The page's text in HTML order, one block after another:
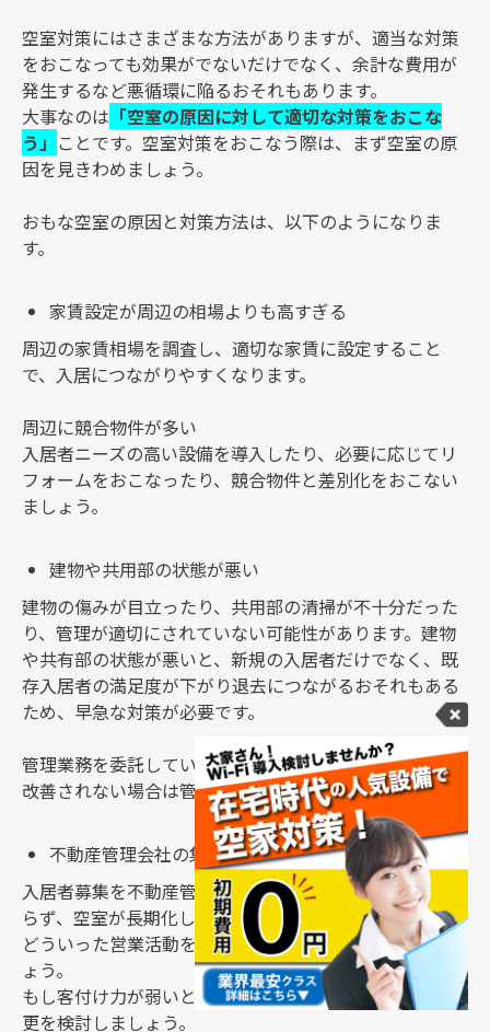
空室対策にはさまざまな方法がありますが、適当な対策
をおこなっても効果がでないだけでなく、余計な費用が
発生するなど悪循環に陥るおそれもあります。
大事なのは 「空室の原因に対して適切な対策をおこな
う」 ことです。空室対策をおこなう際は、まず空室の原
因を見きわめましょう。
おもな空室の原因と対策方法は、以下のようになりま
す。
家賃設定が周辺の相場よりも高すぎる
周辺の家賃相場を調査し、適切な家賃に設定すること
で、入居につながりやすくなります。
周辺に競合物件が多い
入居者ニーズの高い設備を導入したり、必要に応じてリ
フォームをおこなったり、競合物件と差別化をおこない
ましょう。
建物や共用部の状態が悪い
建物の傷みが目立ったり、共用部の清掃が不十分だった
り、管理が適切にされていない可能性があります。建物
や共有部の状態が悪いと、新規の入居者だけでなく、既
存入居者の満足度が下がり退去につながるおそれもある
ため、早急な対策が必要です。
管理業務を委託している場合は管理会社に注意を促し、
改善されない場合は管理会社の変更を検討しましょう。
不動産管理会社の集客力が弱い
入居者募集を不動産管理会社に依頼しているにもかかわ
らず、空室が長期化している場合は、不動産管理貸家に
どういった営業活動をおこなっているか確認してみまし
ょう。
もし客付け力が弱いと感じた場合は不動産管理会社の変
更を検討しましょう。